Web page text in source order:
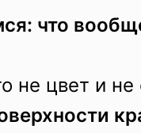
что
не цвет и не